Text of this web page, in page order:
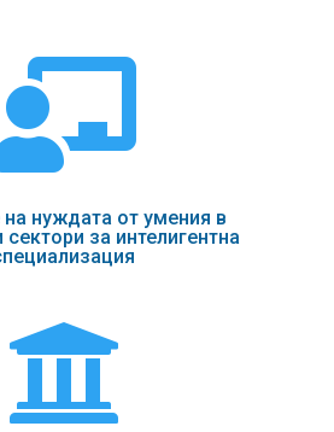
нуждата от умения в
сектори за интелигентна
